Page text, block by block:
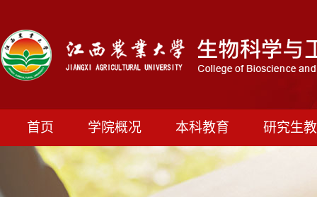
首页 学院概况 本科教育 研究生